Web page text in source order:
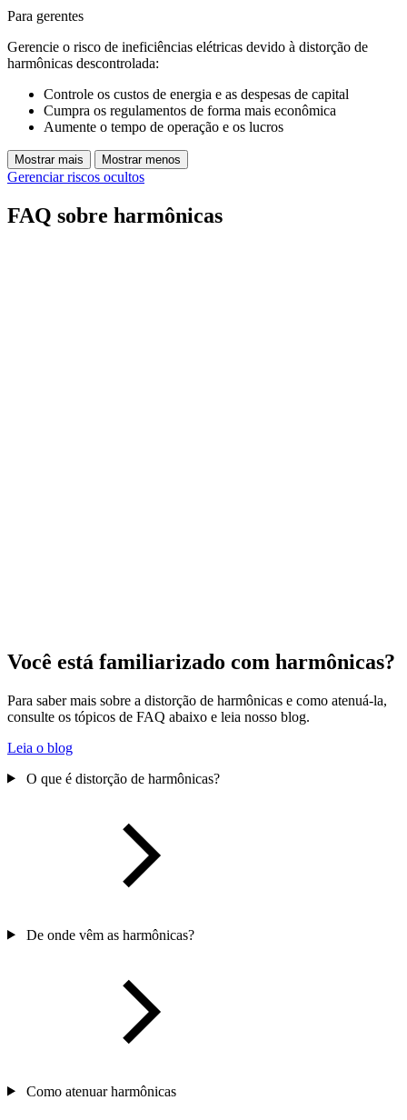
Para gerentes
Gerencie o risco de ineficiências elétricas devido à distorção de
harmônicas descontrolada:
Controle os custos de energia e as despesas de capital
Cumpra os regulamentos de forma mais econômica
Aumente o tempo de operação e os lucros
Mostrar mais Mostrar menos
Gerenciar riscos ocultos
FAQ sobre harmônicas
Você está familiarizado com harmônicas?
Para saber mais sobre a distorção de harmônicas e como atenuá-la,
consulte os tópicos de FAQ abaixo e leia nosso blog.
Leia o blog
O que é distorção de harmônicas?
De onde vêm as harmônicas?
Como atenuar harmônicas